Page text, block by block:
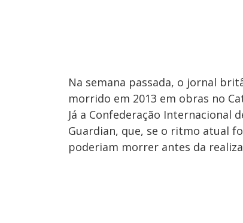
Na semana passada, o jornal
morrido em 2013 em obras no
Já a Confederação Internacional
Guardian, que, se o ritmo atual
poderiam morrer antes da